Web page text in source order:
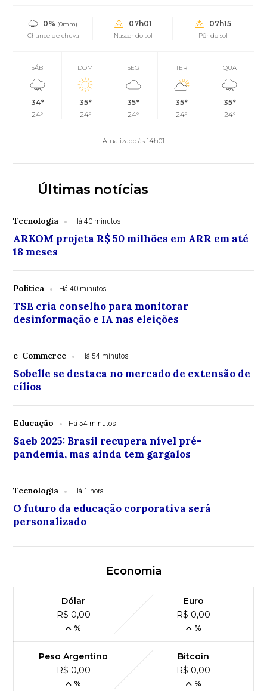
0% (0mm)
Chance de chuva
07h01
Nascer do sol
07h15
Pôr do sol
SÁB
34°
24°
DOM
35°
24°
SEG
35°
24°
TER
35°
24°
QUA
35°
24°
Atualizado às 14h01
Últimas notícias
Tecnologia Há 40 minutos
ARKOM projeta R$ 50 milhões em ARR em até
18 meses
Política Há 40 minutos
TSE cria conselho para monitorar
desinformação e IA nas eleições
e-Commerce Há 54 minutos
Sobelle se destaca no mercado de extensão de
cílios
Educação Há 54 minutos
Saeb 2025: Brasil recupera nível pré-
pandemia, mas ainda tem gargalos
Tecnologia Há 1 hora
O futuro da educação corporativa será
personalizado
Economia
Dólar
R$ 0,00
%
Euro
R$ 0,00
%
Peso Argentino
R$ 0,00
%
Bitcoin
R$ 0,00
%